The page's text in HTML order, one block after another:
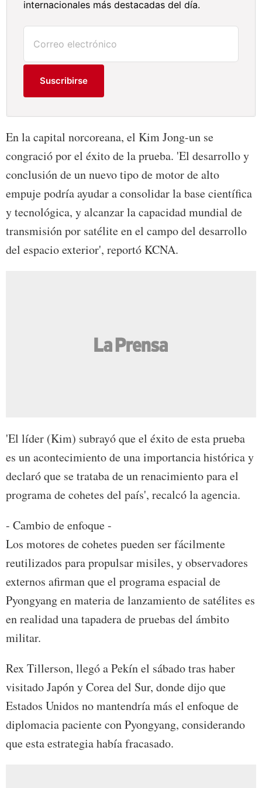
internacionales más destacadas del día.
Suscribirse
En la capital norcoreana, el Kim Jong-un se
congració por el éxito de la prueba. 'El desarrollo y
conclusión de un nuevo tipo de motor de alto
empuje podría ayudar a consolidar la base científica
y tecnológica, y alcanzar la capacidad mundial de
transmisión por satélite en el campo del desarrollo
del espacio exterior', reportó KCNA.
'El líder (Kim) subrayó que el éxito de esta prueba
es un acontecimiento de una importancia histórica y
declaró que se trataba de un renacimiento para el
programa de cohetes del país', recalcó la agencia.
- Cambio de enfoque -
Los motores de cohetes pueden ser fácilmente
reutilizados para propulsar misiles, y observadores
externos afirman que el programa espacial de
Pyongyang en materia de lanzamiento de satélites es
en realidad una tapadera de pruebas del ámbito
militar.
Rex Tillerson, llegó a Pekín el sábado tras haber
visitado Japón y Corea del Sur, donde dijo que
Estados Unidos no mantendría más el enfoque de
diplomacia paciente con Pyongyang, considerando
que esta estrategia había fracasado.